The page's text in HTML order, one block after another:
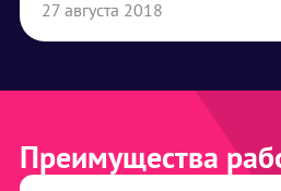
27 августа 2018
Преимущества